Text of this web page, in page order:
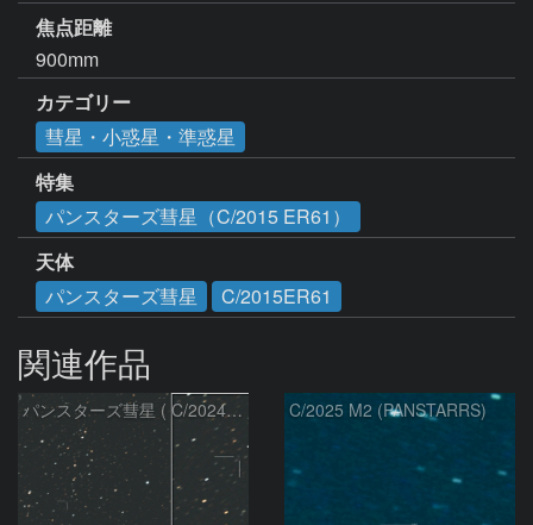
焦点距離
900mm
カテゴリー
彗星・小惑星・準惑星
特集
パンスターズ彗星（C/2015 ER61）
天体
パンスターズ彗星
C/2015ER61
関連作品
パンスターズ彗星 ( C/2024R4 )：2026/07/27 C/2025 M2 (PANSTARRS)